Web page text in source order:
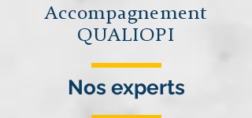
Accompagnement
QUALIOPI
Nos experts